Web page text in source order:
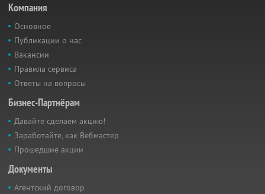
Компания
Основное
Публикации о нас
Вакансии
Правила сервиса
Ответы на вопросы
Бизнес-Партнёрам
Давайте сделаем акцию!
Заработайте, как Вебмастер
Прошедшие акции
Документы
Агентский договор